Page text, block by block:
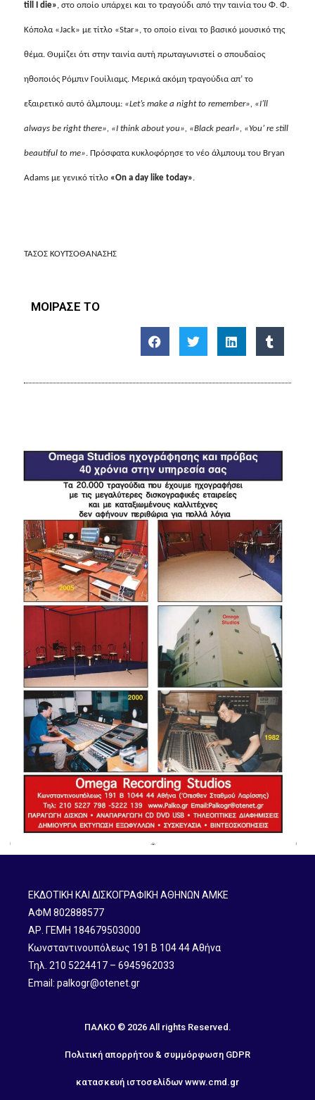
till I die», στο οποίο υπάρχει και το τραγούδι από την ταινία του Φ. Φ.
Κόπολα «Jack» με τίτλο «Star», το οποίο είναι το βασικό μουσικό της
θέμα. Θυμίζει ότι στην ταινία αυτή πρωταγωνιστεί o σπουδαίος
ηθοποιός Ρόμπιν Γουίλιαμς. Μερικά ακόμη τραγούδια απ’ το
εξαιρετικό αυτό άλμπουμ: «Let’s make a night to remember», «I’ll
always be right there», «I think about you», «Black pearl», «You’ re still
beautiful to me». Πρόσφατα κυκλοφόρησε το νέο άλμπουμ του Bryan
Adamsμε γενικό τίτλο «On a day like today».
ΤΑΣΟΣ ΚΟΥΤΣΟΘΑΝΑΣΗΣ
ΜΟΙΡΑΣΕ ΤΟ
ΕΚΔΟΤΙΚΗ ΚΑΙ ΔΙΣΚΟΓΡΑΦΙΚΗ ΑΘΗΝΩΝ ΑΜΚΕ
ΑΦΜ 802888577
ΑΡ. ΓΕΜΗ 184679503000
Κωνσταντινουπόλεως 191 B 104 44 Αθήνα
Τηλ. 210 5224417 – 6945962033
Email: palkogr@otenet.gr
ΠΑΛΚΟ © 2026 All rights Reserved.
Πολιτική απορρήτου & συμμόρφωση GDPR
κατασκευή ιστοσελίδων www.cmd.gr